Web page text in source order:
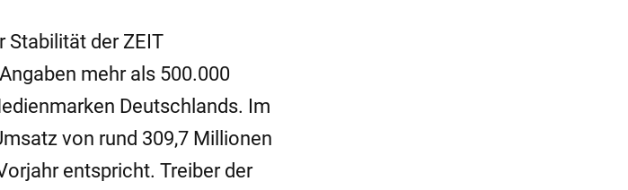
Stabilität der ZEIT
mehr als 500.000
Deutschlands. Im
von rund 309,7 Millionen
entspricht. Treiber der